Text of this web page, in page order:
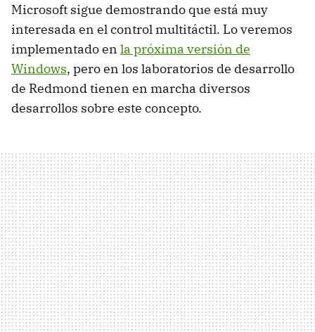
Microsoft sigue demostrando que está muy
interesada en el control multitáctil. Lo veremos
implementado en la próxima versión de
Windows, pero en los laboratorios de desarrollo
de Redmond tienen en marcha diversos
desarrollos sobre este concepto.